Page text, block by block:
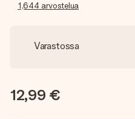
1,644 arvostelua
Varastossa
12,99 €